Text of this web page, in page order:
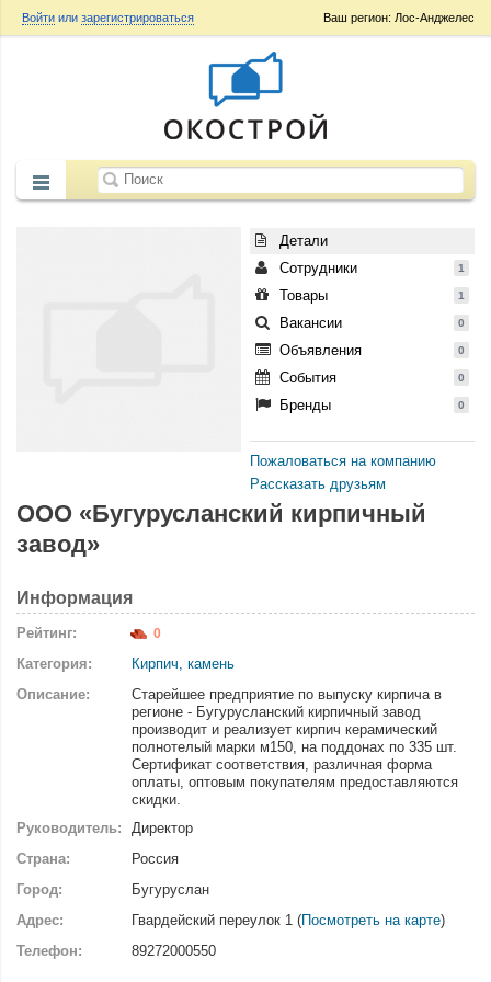
Ваш регион: Лос-Анджелес
Войти или зарегистрироваться
Детали
Сотрудники
1
Товары 1
Вакансии 0
Объявления 0
События 0
Бренды 0
Пожаловаться на компанию
Рассказать друзьям
ООО «Бугурусланский кирпичный
завод»
Информация
Рейтинг: 0
Категория:
Кирпич, камень
Описание:
Старейшее предприятие по выпуску кирпича в
регионе - Бугурусланский кирпичный завод
производит и реализует кирпич керамический
полнотелый марки м150, на поддонах по 335 шт.
Сертификат соответствия, различная форма
оплаты, оптовым покупателям предоставляются
скидки.
Руководитель:
Директор
Страна:
Россия
Город:
Бугуруслан
Адрес:
Гвардейский переулок 1 (Посмотреть на карте)
Телефон:
89272000550